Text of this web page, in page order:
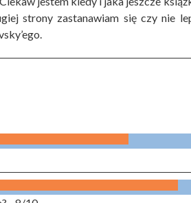
strony zastanawiam się czy nie